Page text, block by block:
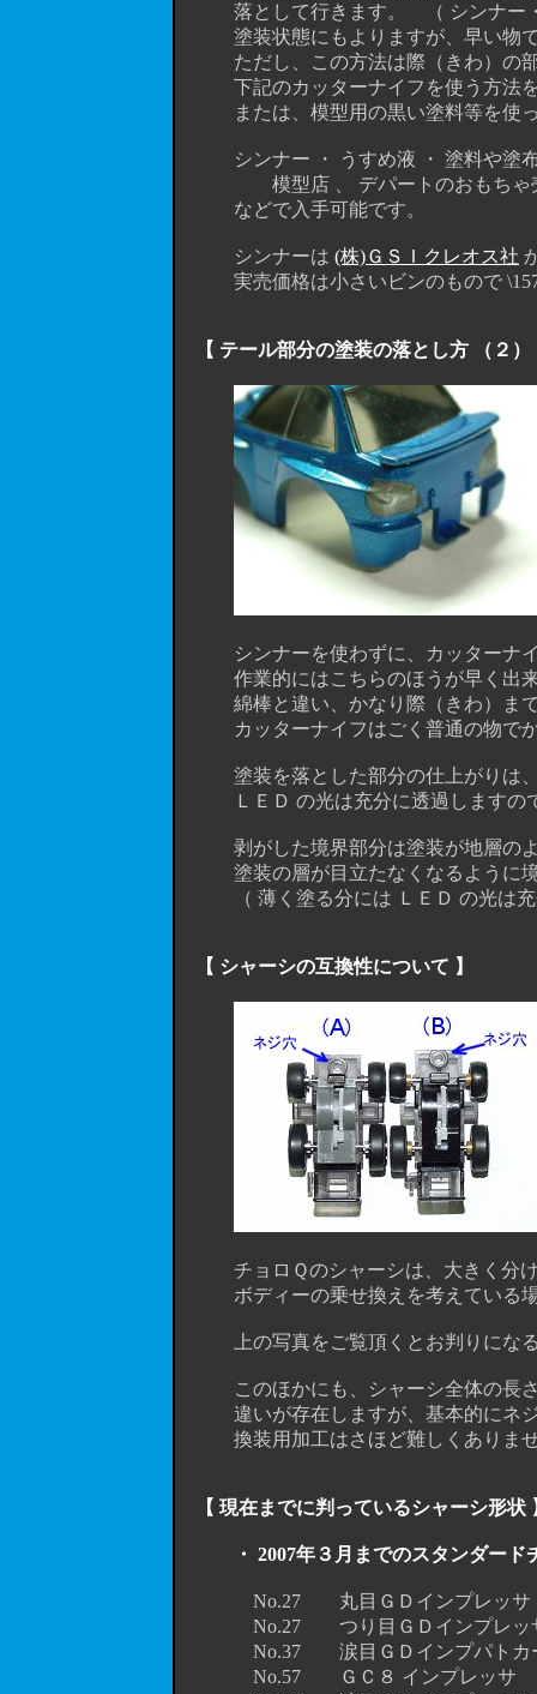
落として行きます。 （ シンナー・
塗装状態にもよりますが、早い物で
ただし、この方法は際（きわ）の部
下記のカッターナイフを使う方法を
または、模型用の黒い塗料等を使っ
シンナー ・ うすめ液 ・ 塗料や塗布
模型店 、 デパートのおもちゃ売り
などで入手可能です。
シンナーは (株)ＧＳＩクレオス社
実売価格は小さいビンのもので \157-
【 テール部分の塗装の落とし方 （２
シンナーを使わずに、カッターナイ
作業的にはこちらのほうが早く出来
綿棒と違い、かなり際（きわ）まで
カッターナイフはごく普通の物でか
塗装を落とした部分の仕上がりは、
ＬＥＤ の光は充分に透過しますので
剥がした境界部分は塗装が地層のよ
塗装の層が目立たなくなるように境
（ 薄く塗る分には ＬＥＤ の光は充
【 シャーシの互換性について 】
チョロＱのシャーシは、大きく分け
ボディーの乗せ換えを考えている場
上の写真をご覧頂くとお判りになる
このほかにも、シャーシ全体の長さ
違いが存在しますが、基本的にネジ
換装用加工はさほど難しくありま
【 現在までに判っているシャーシ形状
・ 2007年３月までのスタンダード
No.27 丸目ＧＤインプレッサ
No.27 つり目ＧＤインプレッサ
No.37 涙目ＧＤインプパトカー
No.57 ＧＣ８ インプレッサ （